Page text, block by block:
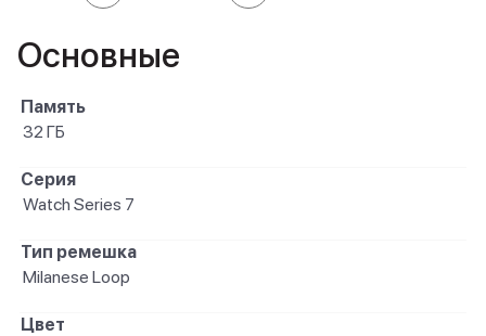
Основные
Память
32 ГБ
Серия
Watch Series 7
Тип ремешка
Milanese Loop
Цвет